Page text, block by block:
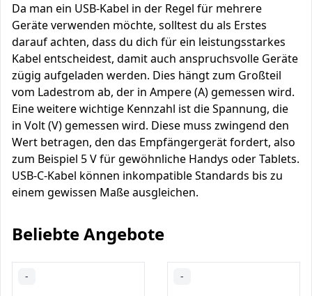
Da man ein USB-Kabel in der Regel für mehrere
Geräte verwenden möchte, solltest du als Erstes
darauf achten, dass du dich für ein leistungsstarkes
Kabel entscheidest, damit auch anspruchsvolle Geräte
zügig aufgeladen werden. Dies hängt zum Großteil
vom Ladestrom ab, der in Ampere (A) gemessen wird.
Eine weitere wichtige Kennzahl ist die Spannung, die
in Volt (V) gemessen wird. Diese muss zwingend den
Wert betragen, den das Empfängergerät fordert, also
zum Beispiel 5 V für gewöhnliche Handys oder Tablets.
USB-C-Kabel können inkompatible Standards bis zu
einem gewissen Maße ausgleichen.
Beliebte Angebote
- -